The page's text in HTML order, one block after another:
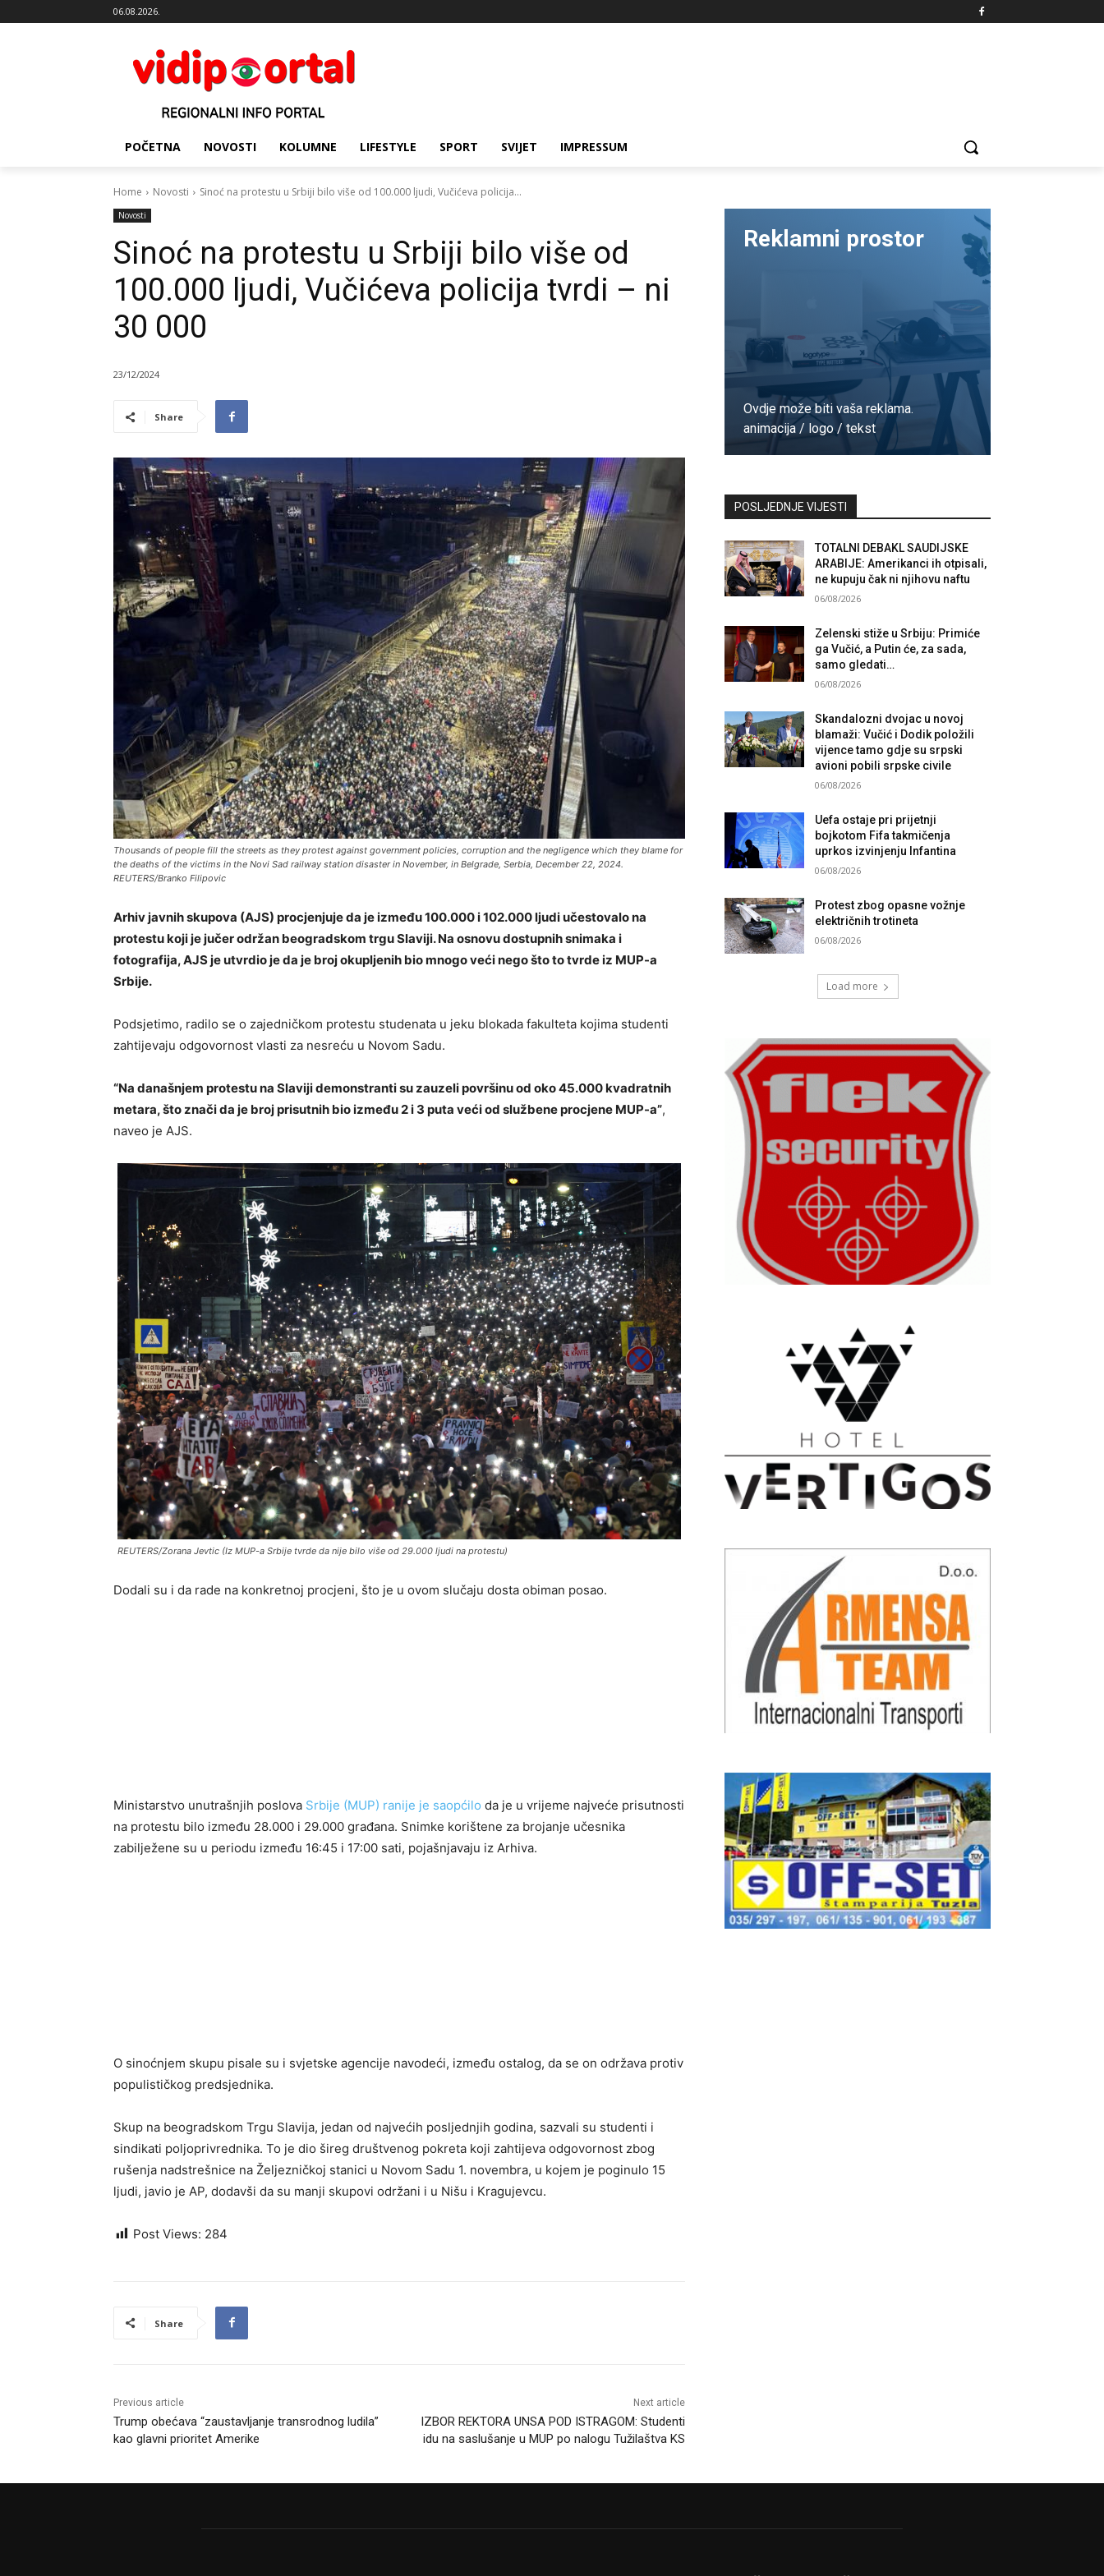
06.08.2026.
POČETNA NOVOSTI KOLUMNE LIFESTYLE SPORT SVIJET IMPRESSUM
Home Novosti Sinoć na protestu u Srbiji bilo više od 100.000 ljudi, Vučićeva policija...
Novosti
Sinoć na protestu u Srbiji bilo više od
100.000 ljudi, Vučićeva policija tvrdi – ni
30 000
23/12/2024
Share
Thousands of people fill the streets as they protest against government policies, corruption and the negligence which they blame for
the deaths of the victims in the Novi Sad railway station disaster in November, in Belgrade, Serbia, December 22, 2024.
REUTERS/Branko Filipovic
Arhiv javnih skupova (AJS) procjenjuje da je između 100.000 i 102.000 ljudi učestovalo na
protestu koji je jučer održan beogradskom trgu Slaviji. Na osnovu dostupnih snimaka i
fotografija, AJS je utvrdio je da je broj okupljenih bio mnogo veći nego što to tvrde iz MUP-a
Srbije.
Podsjetimo, radilo se o zajedničkom protestu studenata u jeku blokada fakulteta kojima studenti
zahtijevaju odgovornost vlasti za nesreću u Novom Sadu.
“Na današnjem protestu na Slaviji demonstranti su zauzeli površinu od oko 45.000 kvadratnih
metara, što znači da je broj prisutnih bio između 2 i 3 puta veći od službene procjene MUP-a”,
naveo je AJS.
REUTERS/Zorana Jevtic (Iz MUP-a Srbije tvrde da nije bilo više od 29.000 ljudi na protestu)
Dodali su i da rade na konkretnoj procjeni, što je u ovom slučaju dosta obiman posao.
Ministarstvo unutrašnjih poslova Srbije (MUP) ranije je saopćilo da je u vrijeme najveće prisutnosti
na protestu bilo između 28.000 i 29.000 građana. Snimke korištene za brojanje učesnika
zabilježene su u periodu između 16:45 i 17:00 sati, pojašnjavaju iz Arhiva.
O sinoćnjem skupu pisale su i svjetske agencije navodeći, između ostalog, da se on održava protiv
populističkog predsjednika.
Skup na beogradskom Trgu Slavija, jedan od najvećih posljednjih godina, sazvali su studenti i
sindikati poljoprivrednika. To je dio šireg društvenog pokreta koji zahtijeva odgovornost zbog
rušenja nadstrešnice na Željezničkoj stanici u Novom Sadu 1. novembra, u kojem je poginulo 15
ljudi, javio je AP, dodavši da su manji skupovi održani i u Nišu i Kragujevcu.
Post Views: 284
Share
Previous article
Trump obećava “zaustavljanje transrodnog ludila”
kao glavni prioritet Amerike
Next article
IZBOR REKTORA UNSA POD ISTRAGOM: Studenti
idu na saslušanje u MUP po nalogu Tužilaštva KS
Reklamni prostor
Ovdje može biti vaša reklama.
animacija / logo / tekst
POSLJEDNJE VIJESTI
TOTALNI DEBAKL SAUDIJSKE
ARABIJE: Amerikanci ih otpisali,
ne kupuju čak ni njihovu naftu
06/08/2026
Zelenski stiže u Srbiju: Primiće
ga Vučić, a Putin će, za sada,
samo gledati…
06/08/2026
Skandalozni dvojac u novoj
blamaži: Vučić i Dodik položili
vijence tamo gdje su srpski
avioni pobili srpske civile
06/08/2026
Uefa ostaje pri prijetnji
bojkotom Fifa takmičenja
uprkos izvinjenju Infantina
06/08/2026
Protest zbog opasne vožnje
električnih trotineta
06/08/2026
Load more